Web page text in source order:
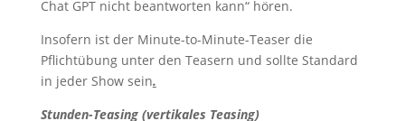
Chat GPT nicht beantworten kann“ hören.
Insofern ist der Minute-to-Minute-Teaser die
Pflichtübung unter den Teasern und sollte Standard
in jeder Show sein.
Stunden-Teasing (vertikales Teasing)